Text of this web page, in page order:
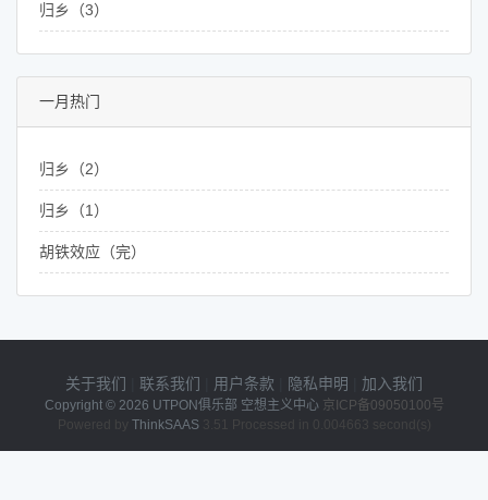
归乡（3）
一月热门
归乡（2）
归乡（1）
胡铁效应（完）
关于我们 联系我们 用户条款 隐私申明 加入我们
Copyright © 2026 UTPON俱乐部 空想主义中心 京ICP备09050100号
Powered by ThinkSAAS3.51 Processed in 0.004663 second(s)